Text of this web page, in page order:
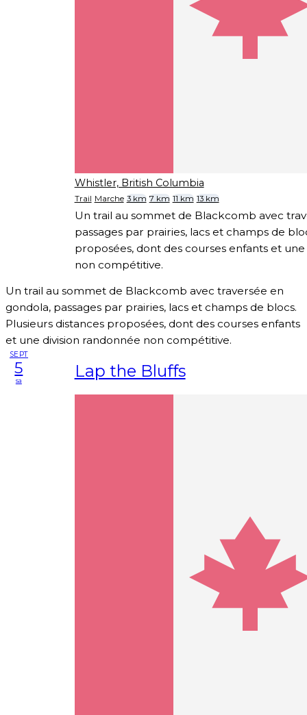
Whistler, British Columbia
Trail Marche 3 km 7 km 11 km 13 km
Un trail au sommet de Blackcomb avec
passages par prairies, lacs et champs de
proposées, dont des courses enfants et
non compétitive.
Un trail au sommet de Blackcomb avec traversée en
gondola, passages par prairies, lacs et champs de blocs.
Plusieurs distances proposées, dont des courses enfants
et une division randonnée non compétitive.
SEPT
5
sa Lap the Bluffs